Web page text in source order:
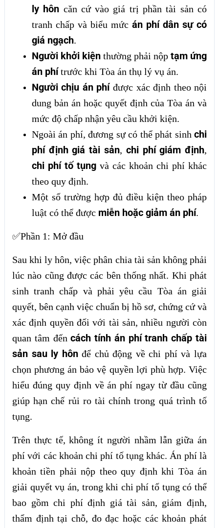
ly hôn căn cứ vào giá trị phần tài sản có
tranh chấp và biểu mức án phí dân sự có
giá ngạch.
Người khởi kiệnthường phải nộptạm ứng
án phítrước khi Tòa án thụ lý vụ án.
Người chịu án phíđược xác định theo nội
dung bản án hoặc quyết định của Tòa án và
mức độ chấp nhận yêu cầu khởi kiện.
Ngoài án phí, đương sự có thể phát sinhchi
phí định giá tài sản, chi phí giám định,
chi phí tố tụngvà các khoản chi phí khác
theo quy định.
Một số trường hợp đủ điều kiện theo pháp
luật có thể được miễn hoặc giảm án phí.
✅Phần 1: Mở đầu
Sau khi ly hôn, việc phân chia tài sản không phải
lúc nào cũng được các bên thống nhất. Khi phát
sinh tranh chấp và phải yêu cầu Tòa án giải
quyết, bên cạnh việc chuẩn bị hồ sơ, chứng cứ và
xác định quyền đối với tài sản, nhiều người còn
quan tâm đếncách tính án phí tranh chấp tài
sản sau ly hônđể chủ động về chi phí và lựa
chọn phương án bảo vệ quyền lợi phù hợp. Việc
hiểu đúng quy định về án phí ngay từ đầu cũng
giúp hạn chế rủi ro tài chính trong quá trình tố
tụng.
Trên thực tế, không ít người nhầm lẫn giữa án
phí với các khoản chi phí tố tụng khác. Án phí là
khoản tiền phải nộp theo quy định khi Tòa án
giải quyết vụ án, trong khi chi phí tố tụng có thể
bao gồm chi phí định giá tài sản, giám định,
thẩm định tại chỗ, đo đạc hoặc các khoản phát